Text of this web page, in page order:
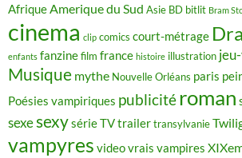
AfriqueAmerique du Sud Asie BD bitlit Bram
cinema clip comics court-métrage
enfants fanzinefilm france histoire illustration
Musique mythe Nouvelle Orléans paris
Poésies vampiriques publicitéroman
sexesexysérie TVtrailertransylvanie
vampyres videovrais vampires